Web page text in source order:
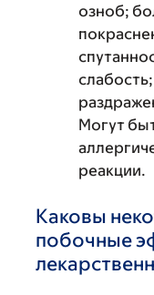
озноб;
Могут
реакции.
Каковы
побочные